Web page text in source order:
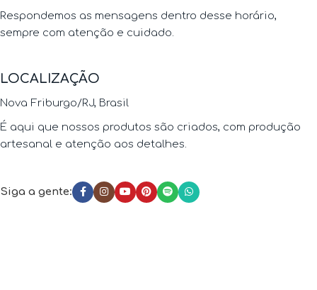
Respondemos as mensagens dentro desse horário,
sempre com atenção e cuidado.
LOCALIZAÇÃO
Nova Friburgo/RJ, Brasil
É aqui que nossos produtos são criados, com produção
artesanal e atenção aos detalhes.
Siga a gente: